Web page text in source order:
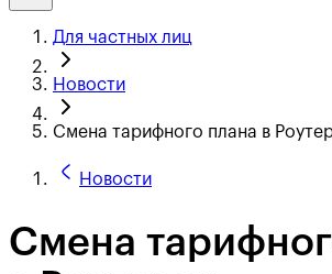
Для частных лиц
Новости
Смена тарифного плана в
Новости
Смена